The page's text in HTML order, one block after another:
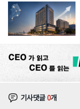
기사댓글0개